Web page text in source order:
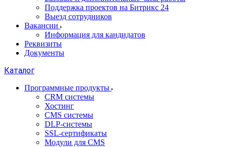
Поддержка проектов на Битрикс 24
Выезд сотрудников
Вакансии
Информация для кандидатов
Реквизиты
Документы
Каталог
Программные продукты
CRM системы
Хостинг
CMS системы
DLP‑системы
SSL-сертификаты
Модули для CMS